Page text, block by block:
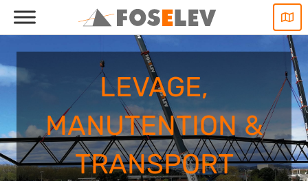
Aller
LEVAGE,
MANUTENTION &
TRANSPORT